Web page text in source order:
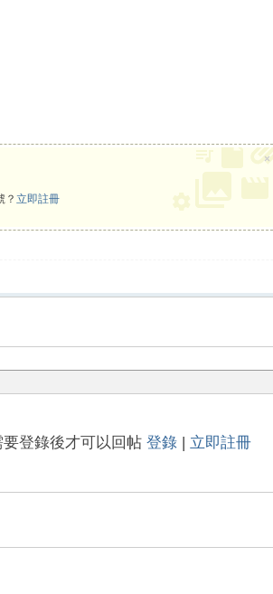
？ 立即註冊
×
要登錄後才可以回帖 登錄| 立即註冊